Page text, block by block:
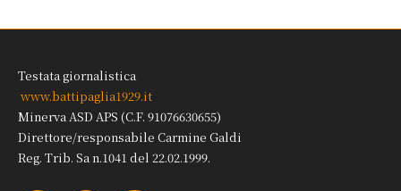
Testata giornalistica
www.battipaglia1929.it
Minerva ASD APS (C.F. 91076630655)
Direttore/responsabile Carmine Galdi
Reg. Trib. Sa n.1041 del 22.02.1999.